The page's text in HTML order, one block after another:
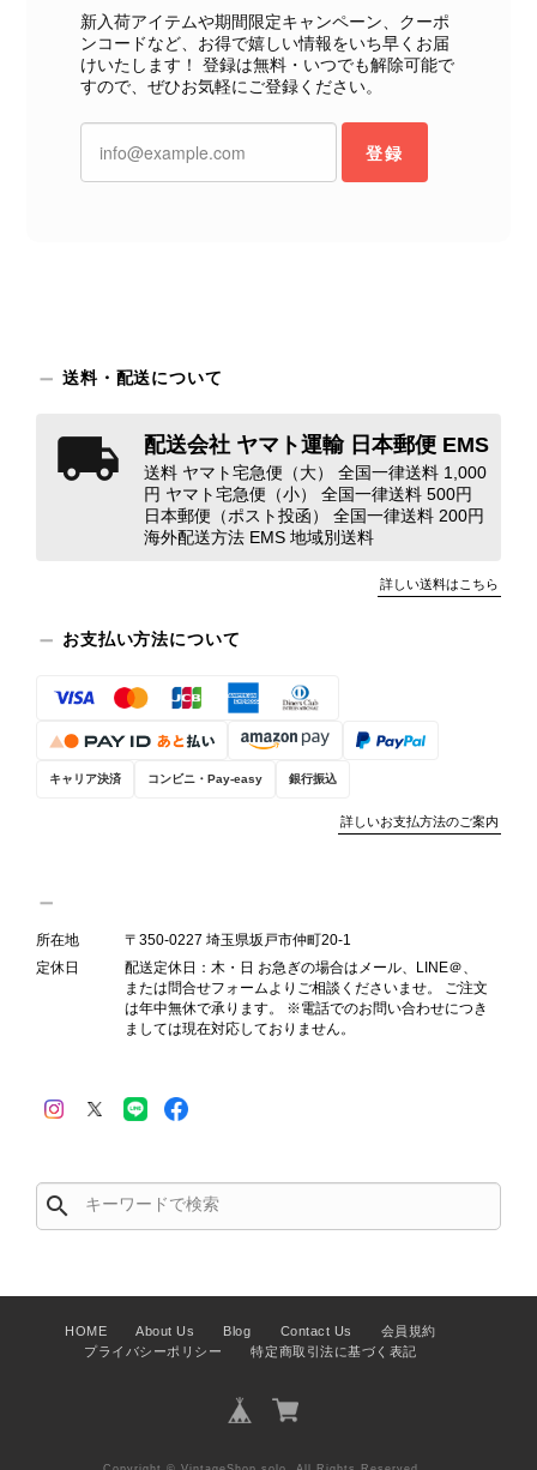
て写真や説明で分かるよう改善していただきたいです。
この度は、楽しみにお待ちいただいた
念な思いをおかけしましたこと、心よ
りお詫び申し上げます。お受け取りに
なった際のお気持ちを思うと、大変心
観の印象だけで商品の状態全体を判断
映しております。 ご不快な思いをさ
れた中で、率直なご意見をお寄せいた
だきましたことに感謝申し上げます。
今回のご指摘を重く受け止め、まずは
きます。 掲載内容では分からない状
時の見落としとして真摯に受け止め、
し、全スタッフで共有してまいりま
す。 オンラインでも安心して商品を
お選びいただけるよう、より正確な状
商品が直ぐに届きました。思った以上に素敵なお品でした。また
ご縁が有りましたら宜しくお願い致します。
た以上に素敵なお品でした」とのお言
ひこちらの商品を末永くご愛用いただ
けましたら幸いです。 また気になる
商品やご不明な点などございました
い。 またご縁がございましたら、ぜ
ひよろしくお願いいたします。
新入荷アイテムや期間限定キャンペーン、クーポ
ンコードなど、お得で嬉しい情報をいち早くお届
けいたします！ 登録は無料・いつでも解除可能で
すので、ぜひお気軽にご登録ください。
登録
送料・配送について
配送会社 ヤマト運輸 日本郵便 EMS
送料 ヤマト宅急便（大） 全国一律送料 1,000
円 ヤマト宅急便（小） 全国一律送料 500円
日本郵便（ポスト投函） 全国一律送料 200円
海外配送方法 EMS 地域別送料
詳しい送料はこちら
お支払い方法について
キャリア決済 コンビニ・Pay-easy 銀行振込
詳しいお支払方法のご案内
所在地
〒350-0227 埼玉県坂戸市仲町20-1
定休日
配送定休日：木・日 お急ぎの場合はメール、LINE＠、
または問合せフォームよりご相談くださいませ。 ご注文
は年中無休で承ります。 ※電話でのお問い合わせにつき
ましては現在対応しておりません。
search
HOME About Us Blog Contact Us
会員規約
プライバシーポリシー
特定商取引法に基づく表記